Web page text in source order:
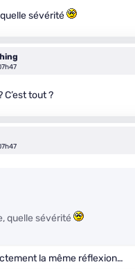
quelle sévérité
C’est tout ?
quelle sévérité
la même réflexion…